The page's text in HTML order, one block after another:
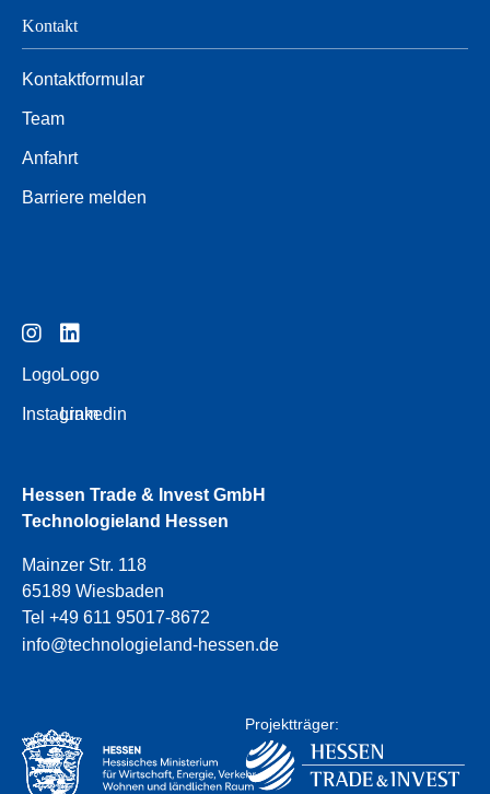
Kontakt
Kontaktformular
Team
Anfahrt
Barriere melden
Logo
Instagram
Logo
Linkedin
Hessen Trade & Invest GmbH
Technologieland Hessen
Mainzer Str. 118
65189 Wiesbaden
Tel +49 611 95017-8672
info@technologieland-hessen.de
Projektträger: